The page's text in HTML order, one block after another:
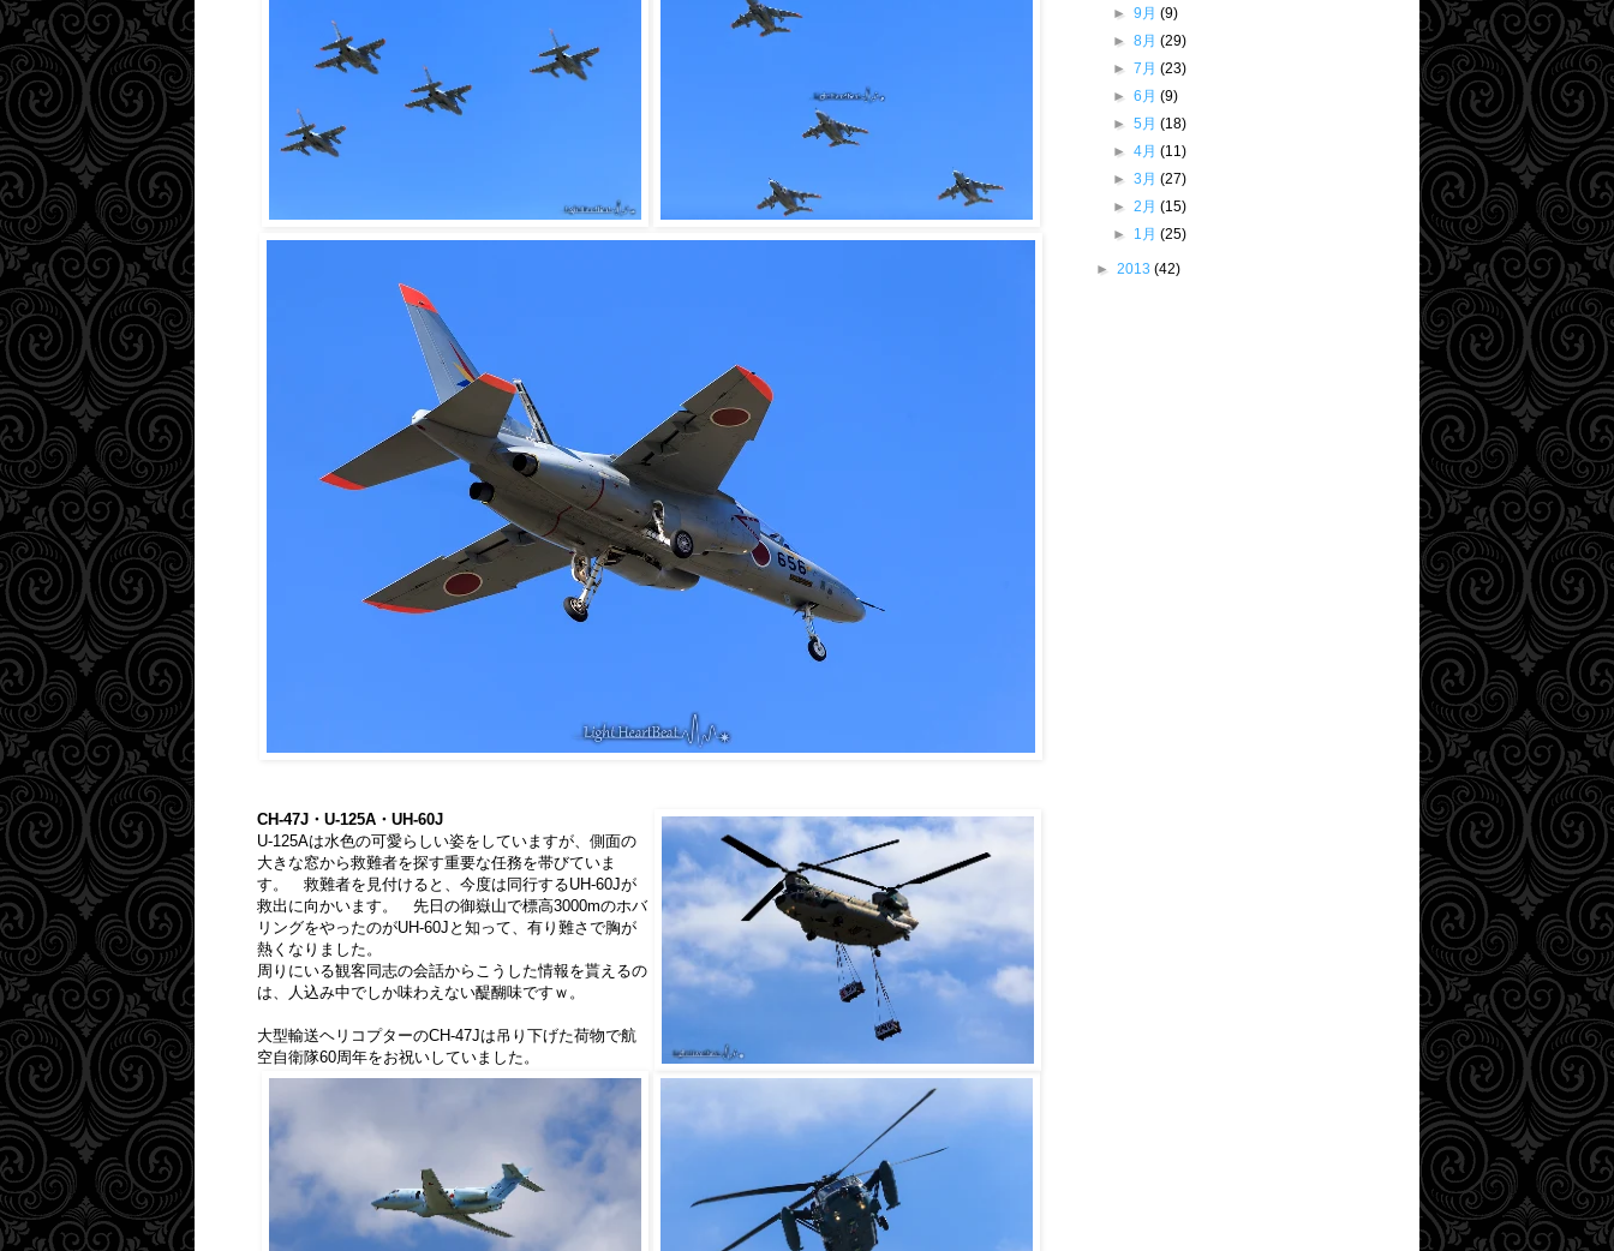
CH-47J・U-125A・UH-60J
U-125Aは水色の可愛らしい姿をしていますが、側面の
大きな窓から救難者を探す重要な任務を帯びていま
す。 救難者を見付けると、今度は同行するUH-60Jが
救出に向かいます。 先日の御嶽山で標高3000mのホバ
リングをやったのがUH-60Jと知って、有り難さで胸が
熱くなりました。
周りにいる観客同志の会話からこうした情報を貰えるの
は、人込み中でしか味わえない醍醐味ですｗ。
大型輸送ヘリコプターのCH-47Jは吊り下げた荷物で航
空自衛隊60周年をお祝いしていました。
►9月(9)
►8月(29)
►7月(23)
►6月(9)
►5月(18)
►4月(11)
►3月(27)
►2月(15)
► 1月(25)
► 2013 (42)